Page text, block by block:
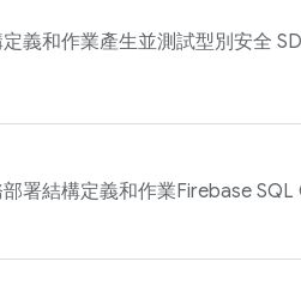
義和作業產生並測試型別安全
署結構定義和作業Firebase